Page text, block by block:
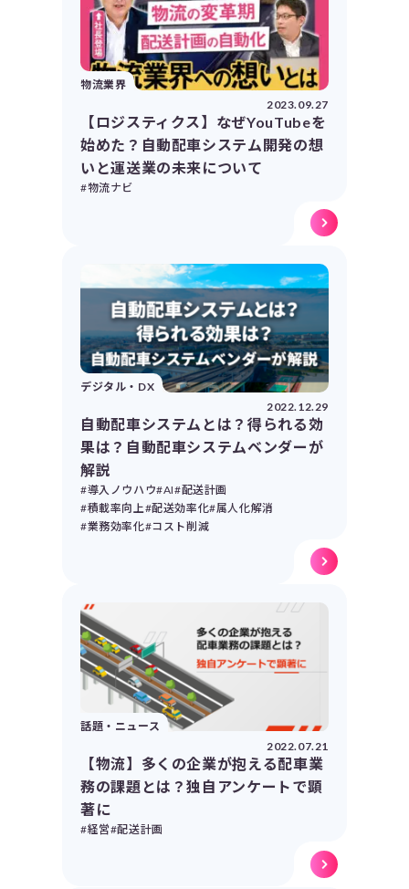
物流業界
2023.09.27
【ロジスティクス】なぜYouTubeを
始めた？自動配車システム開発の想
いと運送業の未来について
#物流ナビ
デジタル・DX
2022.12.29
自動配車システムとは？得られる効
果は？自動配車システムベンダーが
解説
#導入ノウハウ#AI#配送計画
#積載率向上#配送効率化#属人化解消
#業務効率化#コスト削減
話題・ニュース
2022.07.21
【物流】多くの企業が抱える配車業
務の課題とは？独自アンケートで顕
著に
#経営#配送計画